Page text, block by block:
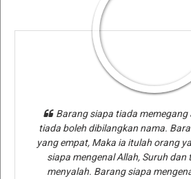
Barang siapa tiada memegang
tiada boleh dibilangkan nama.
yang empat, Maka ia itulah orang
siapa mengenal Allah, Suruh dan
menyalah. Barang siapa